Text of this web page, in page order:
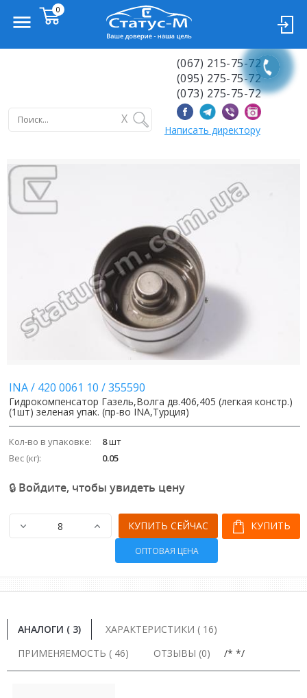
X
(067) 215-75-72
(095) 275-75-72
(073) 275-75-72
Написать директору
Previous
Image
INA/ 420 0061 10 /355590
Гидрокомпенсатор Газель,Волга дв.406,405 (легкая констр.)
(1шт) зеленая упак. (пр-во INA,Турция)
Кол-во в упаковке: 8шт
Вес (кг):
0.05
🔒 Войдите, чтобы увидеть цену
КУПИТЬ
КУПИТЬ СЕЙЧАС
ОПТОВАЯ ЦЕНА
АНАЛОГИ ( 3)
ХАРАКТЕРИСТИКИ ( 16)
ПРИМЕНЯЕМОСТЬ ( 46)
ОТЗЫВЫ (0) /* */